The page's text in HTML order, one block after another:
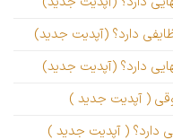
دارد؟ (آپدیت جدید)
دارد؟ (آپدیت جدید)
( آپدیت جدید )
دارد؟ ( آپدیت جدید )